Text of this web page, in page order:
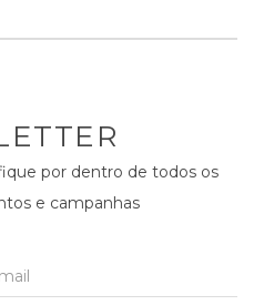
por dentro de todos os
e campanhas